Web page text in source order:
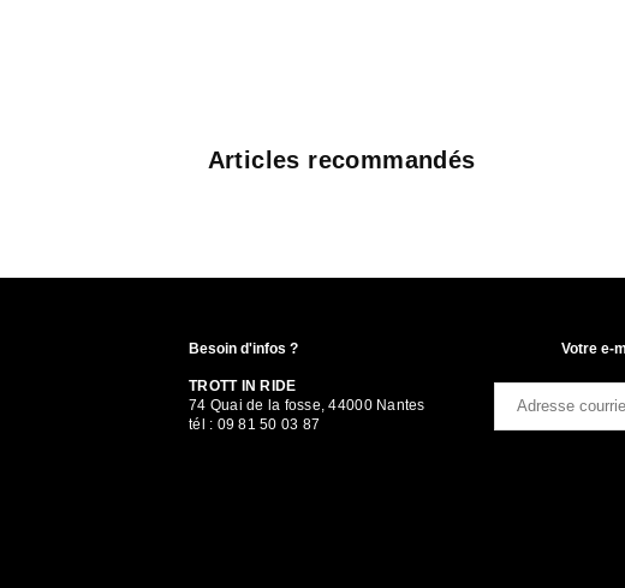
Articles recommandés
Besoin d'infos ?
TROTT IN RIDE
74 Quai de la fosse, 44000 Nantes
tél : 09 81 50 03 87
Votre e-